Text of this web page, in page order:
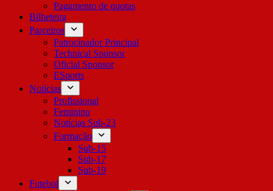
Pagamento de quotas
Bilheteira
Parceiros
Patrocinador Principal
Technical Sponsor
Oficial Sponsor
ESports
Notícias
Profissional
Feminino
Notícias Sub-23
Formação
Sub-15
Sub-17
Sub-19
Futebol